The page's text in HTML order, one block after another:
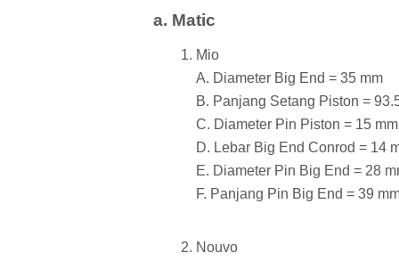
a. Matic
Mio
A. Diameter Big End = 35 mm
B. Panjang Setang Piston =
C. Diameter Pin Piston = 15 mm
D. Lebar Big End Conrod = 14
E. Diameter Pin Big End = 28
F. Panjang Pin Big End = 39
Nouvo